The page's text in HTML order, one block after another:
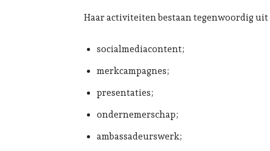
Haar activiteiten bestaan tegenwoordig uit
socialmediacontent;
merkcampagnes;
presentaties;
ondernemerschap;
ambassadeurswerk;